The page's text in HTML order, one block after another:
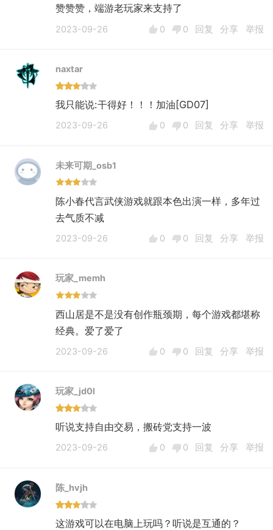
赞赞赞，端游老玩家来支持了
2023-09-26 0 0 回复 分享 举报
naxtar
我只能说:干得好！！！加油[GD07]
2023-09-26 0 0 回复 分享 举报
未来可期_osb1
陈小春代言武侠游戏就跟本色出演一样，多年过
去气质不减
2023-09-26 0 0 回复 分享 举报
玩家_memh
西山居是不是没有创作瓶颈期，每个游戏都堪称
经典。爱了爱了
2023-09-26 0 0 回复 分享 举报
玩家_jd0l
听说支持自由交易，搬砖党支持一波
2023-09-26 0 0 回复 分享 举报
陈_hvjh
这游戏可以在电脑上玩吗？听说是互通的？